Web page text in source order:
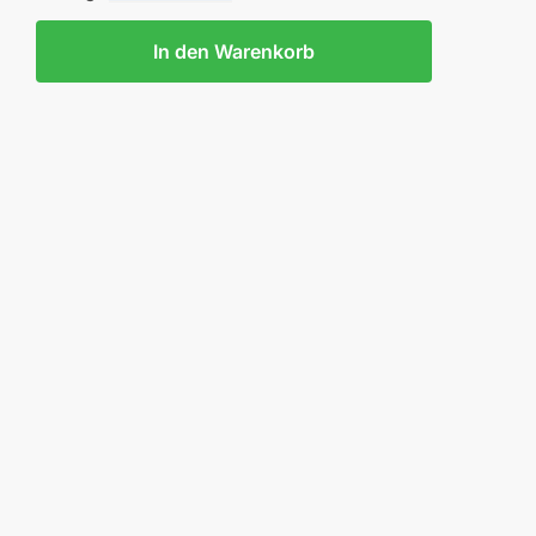
In den Warenkorb